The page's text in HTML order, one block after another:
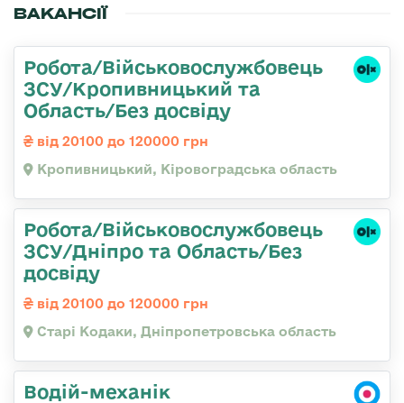
ВАКАНСІЇ
Робота/Військовослужбовець
ЗСУ/Кропивницький та
Область/Без досвіду
від 20100 до 120000 грн
Кропивницький, Кіровоградська область
Робота/Військовослужбовець
ЗСУ/Дніпро та Область/Без
досвіду
від 20100 до 120000 грн
Старі Кодаки, Дніпропетровська область
Водій-механік